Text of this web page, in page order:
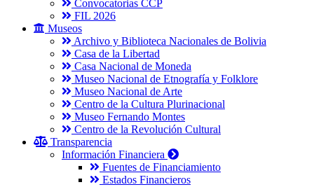
Convocatorias CCP
FIL 2026
Museos
Archivo y Biblioteca Nacionales de Bolivia
Casa de la Libertad
Casa Nacional de Moneda
Museo Nacional de Etnografía y Folklore
Museo Nacional de Arte
Centro de la Cultura Plurinacional
Museo Fernando Montes
Centro de la Revolución Cultural
Transparencia
Información Financiera
Fuentes de Financiamiento
Estados Financieros